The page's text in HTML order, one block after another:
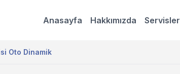
Anasayfa Hakkımızda Servisler
Oto Dinamik